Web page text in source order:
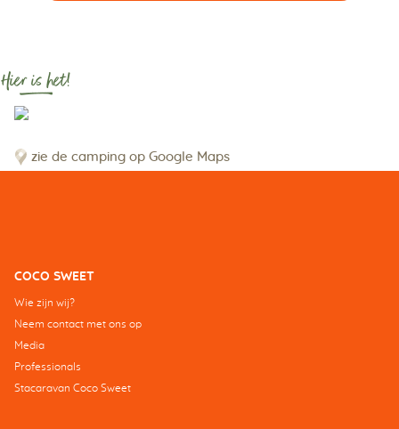
Hier is het!
zie de camping op Google Maps
COCO SWEET
Wie zijn wij?
Neem contact met ons op
Media
Professionals
Stacaravan Coco Sweet